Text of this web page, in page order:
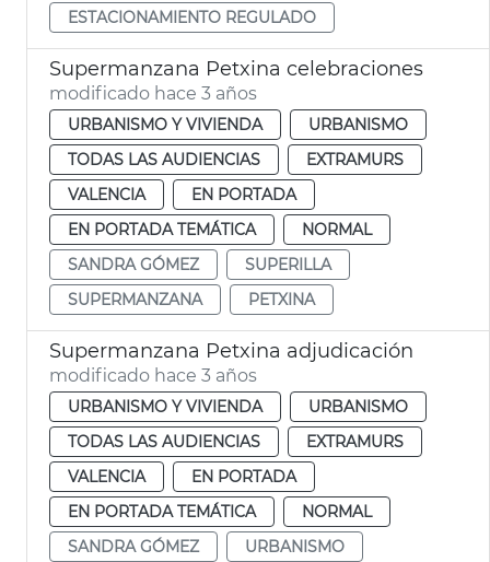
ESTACIONAMIENTO REGULADO
Supermanzana Petxina celebraciones
modificado hace 3 años
URBANISMO Y VIVIENDA
URBANISMO
TODAS LAS AUDIENCIAS
EXTRAMURS
VALENCIA
EN PORTADA
EN PORTADA TEMÁTICA
NORMAL
SANDRA GÓMEZ
SUPERILLA
SUPERMANZANA
PETXINA
Supermanzana Petxina adjudicación
modificado hace 3 años
URBANISMO Y VIVIENDA
URBANISMO
TODAS LAS AUDIENCIAS
EXTRAMURS
VALENCIA
EN PORTADA
EN PORTADA TEMÁTICA
NORMAL
SANDRA GÓMEZ
URBANISMO